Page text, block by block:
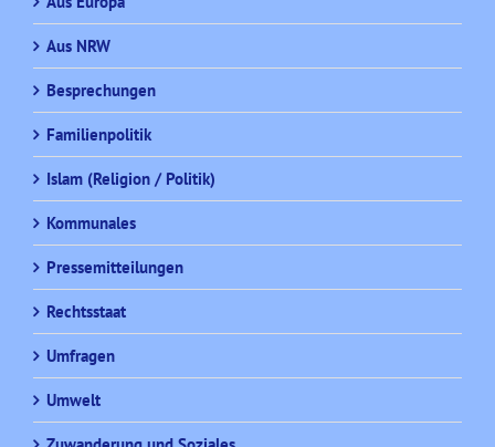
Aus NRW
Besprechungen
Familienpolitik
Islam (Religion / Politik)
Kommunales
Pressemitteilungen
Rechtsstaat
Umfragen
Umwelt